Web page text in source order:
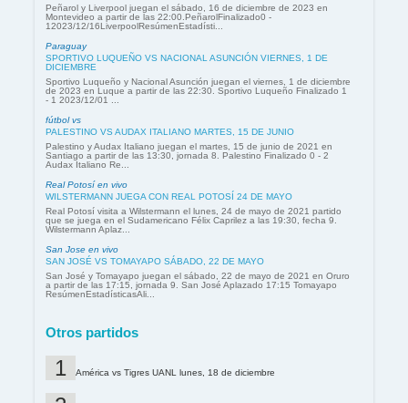
Peñarol y Liverpool juegan el sábado, 16 de diciembre de 2023 en
Montevideo a partir de las 22:00.PeñarolFinalizado0 -
12023/12/16LiverpoolResúmenEstadísti...
Paraguay
SPORTIVO LUQUEÑO VS NACIONAL ASUNCIÓN VIERNES, 1 DE
DICIEMBRE
Sportivo Luqueño y Nacional Asunción juegan el viernes, 1 de diciembre
de 2023 en Luque a partir de las 22:30. Sportivo Luqueño Finalizado 1
- 1 2023/12/01 ...
fútbol vs
PALESTINO VS AUDAX ITALIANO MARTES, 15 DE JUNIO
Palestino y Audax Italiano juegan el martes, 15 de junio de 2021 en
Santiago a partir de las 13:30, jornada 8. Palestino Finalizado 0 - 2
Audax Italiano Re...
Real Potosí en vivo
WILSTERMANN JUEGA CON REAL POTOSÍ 24 DE MAYO
Real Potosí visita a Wilstermann el lunes, 24 de mayo de 2021 partido
que se juega en el Sudamericano Félix Caprilez a las 19:30, fecha 9.
Wilstermann Aplaz...
San Jose en vivo
SAN JOSÉ VS TOMAYAPO SÁBADO, 22 DE MAYO
San José y Tomayapo juegan el sábado, 22 de mayo de 2021 en Oruro
a partir de las 17:15, jornada 9. San José Aplazado 17:15 Tomayapo
ResúmenEstadísticasAli...
Otros partidos
América vs Tigres UANL lunes, 18 de diciembre